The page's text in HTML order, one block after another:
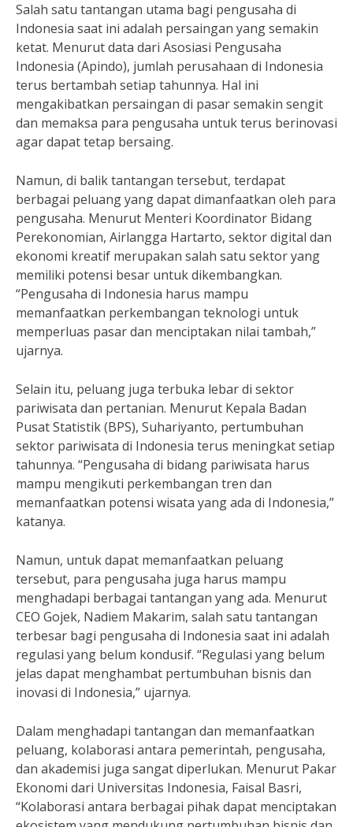
Salah satu tantangan utama bagi pengusaha di
Indonesia saat ini adalah persaingan yang semakin
ketat. Menurut data dari Asosiasi Pengusaha
Indonesia (Apindo), jumlah perusahaan di Indonesia
terus bertambah setiap tahunnya. Hal ini
mengakibatkan persaingan di pasar semakin sengit
dan memaksa para pengusaha untuk terus berinovasi
agar dapat tetap bersaing.
Namun, di balik tantangan tersebut, terdapat
berbagai peluang yang dapat dimanfaatkan oleh para
pengusaha. Menurut Menteri Koordinator Bidang
Perekonomian, Airlangga Hartarto, sektor digital dan
ekonomi kreatif merupakan salah satu sektor yang
memiliki potensi besar untuk dikembangkan.
“Pengusaha di Indonesia harus mampu
memanfaatkan perkembangan teknologi untuk
memperluas pasar dan menciptakan nilai tambah,”
ujarnya.
Selain itu, peluang juga terbuka lebar di sektor
pariwisata dan pertanian. Menurut Kepala Badan
Pusat Statistik (BPS), Suhariyanto, pertumbuhan
sektor pariwisata di Indonesia terus meningkat setiap
tahunnya. “Pengusaha di bidang pariwisata harus
mampu mengikuti perkembangan tren dan
memanfaatkan potensi wisata yang ada di Indonesia,”
katanya.
Namun, untuk dapat memanfaatkan peluang
tersebut, para pengusaha juga harus mampu
menghadapi berbagai tantangan yang ada. Menurut
CEO Gojek, Nadiem Makarim, salah satu tantangan
terbesar bagi pengusaha di Indonesia saat ini adalah
regulasi yang belum kondusif. “Regulasi yang belum
jelas dapat menghambat pertumbuhan bisnis dan
inovasi di Indonesia,” ujarnya.
Dalam menghadapi tantangan dan memanfaatkan
peluang, kolaborasi antara pemerintah, pengusaha,
dan akademisi juga sangat diperlukan. Menurut Pakar
Ekonomi dari Universitas Indonesia, Faisal Basri,
“Kolaborasi antara berbagai pihak dapat menciptakan